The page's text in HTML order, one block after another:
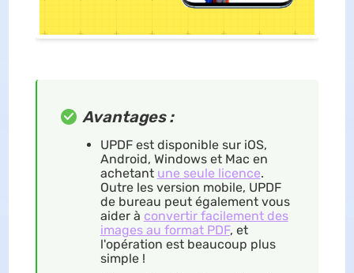
Avantages :
UPDF est disponible sur iOS,
Android, Windows et Mac en
achetant une seule licence.
Outre les version mobile, UPDF
de bureau peut également vous
aider à convertir facilement des
images au format PDF, et
l'opération est beaucoup plus
simple !